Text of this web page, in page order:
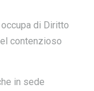
di Diritto
contenzioso
in sede